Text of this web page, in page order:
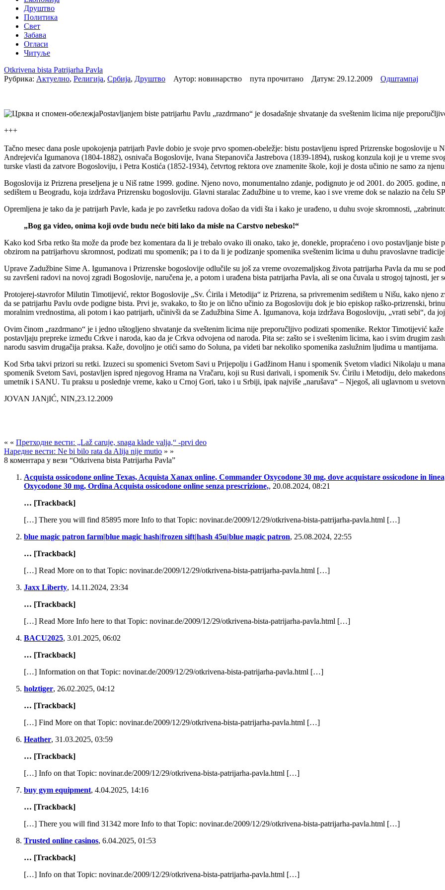
Друштво
Политика
Свет
Забава
Огласи
Читуље
Otkrivena bista Patrijarha Pavla
Рубрика: Актуелно, Религија, Србија, Друштво Аутор: новинарство пута прочитано Датум: 29.12.2009 Одштампај
Postavljanjem biste patrijarhu Pavlu „razdrmano“ je dosadašnje shvatanje da sveštenim licima nije
+++
Tačno mesec dana posle upokojenja patrijarh Pavle dobio je svoje prvo spomen-obeležje: bistu postavljenu ispred Prizrenske bogoslovije u
Andrejevića Igumanova (1804-1882), osnivača Bogoslovije, Ivana Stepanoviča Jastrebova (1839-1894), ruskog konzula koji je u vreme
turske vlasti da zatvore Bogosloviju, i Petra Kostića (1852-1934), četvrtog rektora ove znamenite škole, koji je dosta učinio ne samo za
Bogoslovija iz Prizrena preseljena je u Niš ratne 1999. godine. Njeno novo, monumentalno zdanje, podignuto je od 2001. do 2005. godine,
sedištem u Beogradu, koja izdržava Prizrensku bogosloviju. Glavni staralac Zadužbine u to vreme, kao i sve vreme dok se nalazio na čelu
Opremljena je tako da je patrijarh Pavle, kada je po završetku radova došao da vidi šta i kako je urađeno, u duhu svoje skromnosti,
„Bog ga video, onima koji ovde budu neće biti lako da misle na Carstvo nebesko!“
Kako kod Srba retko šta može da prođe bez komentara da li je trebalo ovako ili onako, tako je, donekle, propraćeno i ovo postavljanje
obzirom na patrijarhovu skromnost, podizati mu spomenik; pa i to da li je podizanje spomenika sveštenim licima u duhu pravoslavne
Uprave Zadužbine Sime A. Igumanova i Prizrenske bogoslovije odlučile su još za vreme ovozemaljskog života patrijarha Pavla da mu se
su završeni radovi na novoj zgradi Bogoslovije, naručena je, a potom i urađena bista patrijarha Pavla, ali se ona čuvala u strogoj tajnosti,
Protojerej-stavrofor Milutin Timotijević, rektor Bogoslovije „Sv. Ćirila i Metodija“ iz Prizrena, sa privremenim sedištem u Nišu, kako njeno
da se patrijarhu Pavlu ovde podigne bista. Prvi je, svakako, to što je on lično učinio za Bogosloviju dok je bio episkop raško-prizrenski,
moralnim vrednostima, ali potom i kao patrijarh, učinivši da se Zadužbina Sime A. Igumanova, koja izdržava Bogosloviju, „vrati sebi“, da
Ovim činom „razdrmano“ je i jedno uštogljeno shvatanje da sveštenim licima nije preporučljivo podizati spomenike. Rektor Timotijević
postavljaju prepreke između Crkve i naroda, kao da je Crkva odvojena od naroda. Pita se: zašto se i sveštenim licima, kao i svim drugim
narodu sasvim drugačija praksa. Kaže, dovoljno je otići samo do Soluna, pa videti bar nekoliko spomenika zaslužnim ljudima u mantijama.
Kod Srba takvi prizori su retki. Izuzeci su spomenici Svetom Savi u Prijepolju i Gadžinom Hanu i spomenik Svetom vladici Nikolaju u
spomenik Svetom Savi, postavljen ispred njegovog Hrama na Vračaru, koji su Rusi darivali, i spomenik Sv. Ćirilu i Metodiju, delo
umetnik i SANU. Tu praksu u poslednje vreme, kako u Crnoj Gori, tako i u Srbiji, ipak najviše „narušava“ – Njegoš, ali uglavnom u
JOVAN JANjIĆ, NIN,23.12.2009
« « Претходне вести: „Laž caruje, snaga klade valja,“ -prvi deo
Наредне вести: Ne bi bilo rata da Alija nije mutio » »
8 коментара у вези “Otkrivena bista Patrijarha Pavla”
Acquista ossicodone online Texas, Acquista Xanax online, Commander Oxycodone 30 mg, dove acquistare ossicodone in
Oxycodone 30 mg, Ordina Acquista ossicodone online senza prescrizione,, 20.08.2024, 08:21
… [Trackback]
[…] There you will find 85895 more Info to that Topic: novinar.de/2009/12/29/otkrivena-bista-patrijarha-pavla.html […]
blue magic patron farm|blue magic hash|frozen sift|hash 45u|blue magic patron, 25.08.2024, 22:55
… [Trackback]
[…] Read More on to that Topic: novinar.de/2009/12/29/otkrivena-bista-patrijarha-pavla.html […]
Jaxx Liberty, 14.11.2024, 23:34
… [Trackback]
[…] Read More Info here to that Topic: novinar.de/2009/12/29/otkrivena-bista-patrijarha-pavla.html […]
BACU2025, 3.01.2025, 06:02
… [Trackback]
[…] Information on that Topic: novinar.de/2009/12/29/otkrivena-bista-patrijarha-pavla.html […]
holztiger, 26.02.2025, 04:12
… [Trackback]
[…] Find More on that Topic: novinar.de/2009/12/29/otkrivena-bista-patrijarha-pavla.html […]
Heather, 31.03.2025, 03:59
… [Trackback]
[…] Info on that Topic: novinar.de/2009/12/29/otkrivena-bista-patrijarha-pavla.html […]
buy gym equipment, 4.04.2025, 14:16
… [Trackback]
[…] There you will find 31342 more Info to that Topic: novinar.de/2009/12/29/otkrivena-bista-patrijarha-pavla.html […]
Trusted online casinos, 6.04.2025, 01:53
… [Trackback]
[…] Info on that Topic: novinar.de/2009/12/29/otkrivena-bista-patrijarha-pavla.html […]